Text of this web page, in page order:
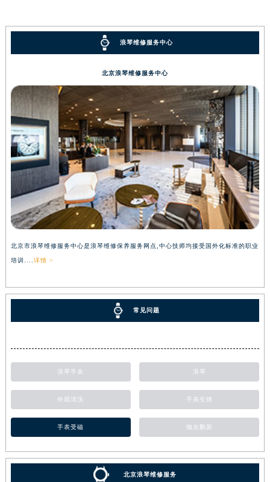
浪琴维修服务中心
北京浪琴维修服务中心
北京市浪琴维修服务中心是浪琴维修保养服务网点,中心技师均接受国外化标准的职业
培训.... 详情 >
常见问题
浪琴手表 浪琴
外观清洗 手表生锈
手表受磁 抛光翻新
北京浪琴维修服务